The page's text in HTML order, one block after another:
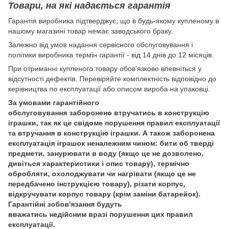
Товари, на які надається гарантія
Гарантія виробника підтверджує, що в будь-якому купленому в
нашому магазині товар немає заводського браку.
Залежно від умов надання сервісного обслуговування і
політики виробника термін гарантії - від 14 днів до 12 місяців.
При отриманні купленого товару обов'язково впевніться у
відсутності дефектів. Перевіряйте комплектність відповідно до
керівництва по експлуатації або описом вироба на упаковці.
За умовами гарантійного
обслуговування заборонено втручатись в конструкцію
іграшки, так як це свідоме порушення правил експлуатації
та втручання в конструкцію іграшки. А також заборонена
експлуатація іграшок неналежним чином: бити об тверді
предмети, занурювати в воду (якщо це не дозволено,
дивіться характеристики і опис товару), термічно
обробляти, охолоджувати чи нагрівати (якщо це не
передбачено інструкцією товару), різати корпус,
відкручувати корпус товару (крім заміни батарейок).
Гарантійні зобов'язання будуть
вважатись недійсним вразі порушення цих правил
експлуатації.